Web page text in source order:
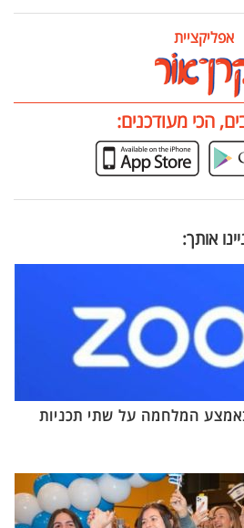
אפליקציית
הכי מעודכנים:
אותך:
המלחמה על שתי תכניות